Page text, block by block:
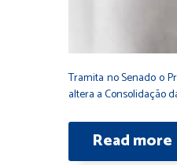
Tramita no Senado o
altera a Consolidação
Read more